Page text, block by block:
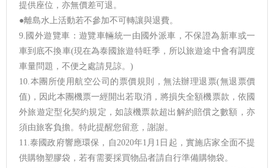
提供座位，亦無價差可退。
●離島水上活動若不參加不可轉讓與退費。
9.國外遊覽車：遊覽車輛統一由國外派車，不保證為新車或一
車到底不換車(現在為泰國旅遊特旺季，所以旅遊途中會有調度
車量問題，不便之處請見諒。)
10.本團所使用航空公司的票價規則，無法辦理退票(無退票價
值)，因此本團機票一經開出若取消，將損失全額機票款，依國
外旅遊定型化契約規定，如該機票款超出解約賠償之數額，亦
須由旅客負擔。特此提醒您留意，謝謝。
11.泰國政府響應環保，自2020年1月1日起，實施店家全面不提
供購物塑膠袋，若有需要採買物品者請自行準備購物袋。